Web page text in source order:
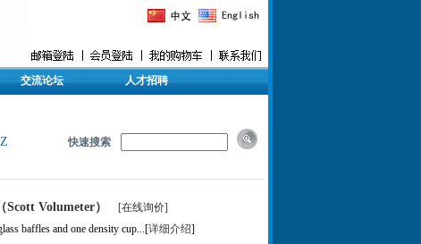
交流论坛 人才招聘
Z
快速搜索
Volumeter）
[在线询价]
baffles and one density cup...[详细介绍]